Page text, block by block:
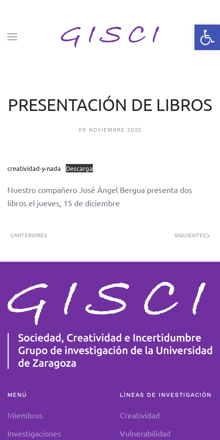
Abrir
PRESENTACIÓN DE LIBROS
09 NOVIEMBRE 2022
creatividad-y-nada Descarga
Nuestro compañero José Ángel Bergua presenta dos
libros el jueves, 15 de diciembre
ANTERIORES SIGUIENTES
MENÚ
Miembros
Investigaciones
LÍNEAS DE INVESTIGACIÓN
Creatividad
Vulnerabilidad